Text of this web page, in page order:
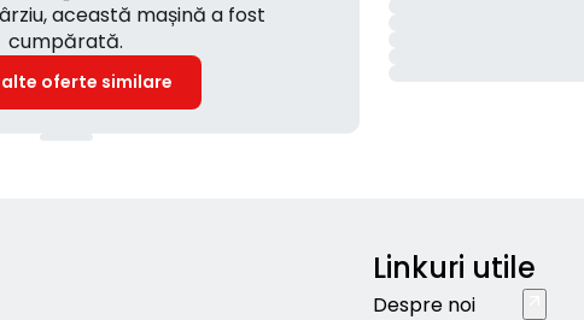
această mașină a fost
cumpărată.
alte oferte similare
Linkuri utile
Despre noi